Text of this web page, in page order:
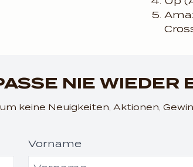
NIE WIEDER
keine Neuigkeiten, Aktionen,
Vorname